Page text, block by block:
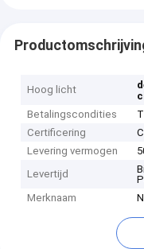
Hoog licht
Betalingscondities
Certificering
Levering vermogen
Levertijd
Merknaam